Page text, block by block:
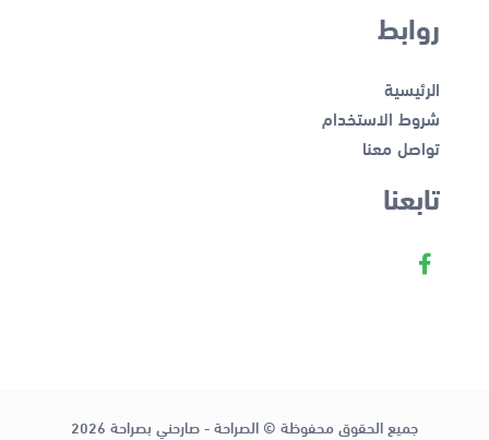
روابط
الرئيسية
شروط الاستخدام
تواصل معنا
تابعنا
جميع الحقوق محفوظة © الصراحة - صارحني بصراحة 2026